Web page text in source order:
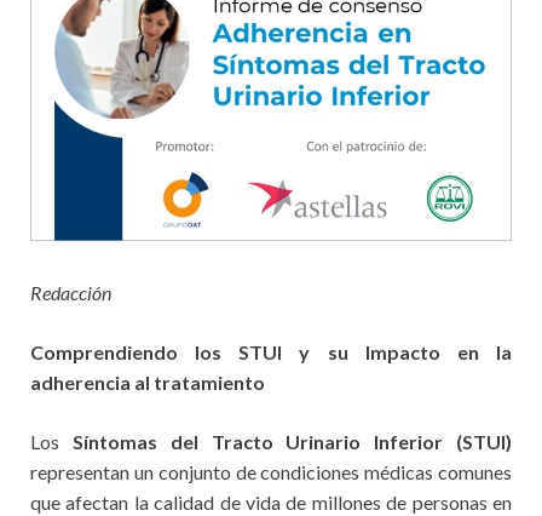
Redacción
Comprendiendo los STUI y su Impacto en la
adherencia al tratamiento
Los Síntomas del Tracto Urinario Inferior (STUI)
representan un conjunto de condiciones médicas comunes
que afectan la calidad de vida de millones de personas en